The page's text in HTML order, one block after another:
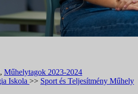
, Műhelytagok 2023-2024
Iskola >> Sport és Teljesítmény Műhely